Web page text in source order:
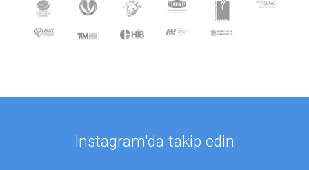
Instagram'da takip edin